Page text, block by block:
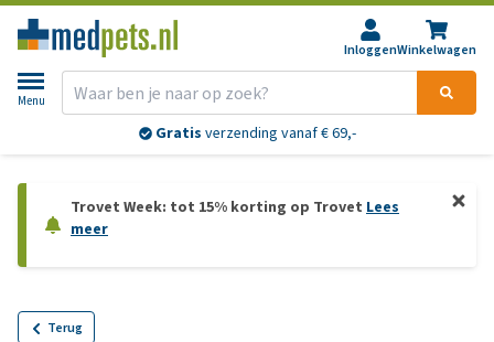
InloggenWinkelwagen
Menu
Gratis verzending vanaf € 69,-
Trovet Week: tot 15% korting op Trovet Lees
meer
Terug